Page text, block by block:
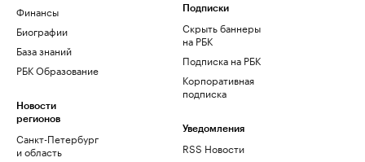
Финансы
Биографии
База знаний
РБК Образование
Новости
регионов
Санкт-Петербург
и область
Подписки
Скрыть баннеры
на РБК
Подписка на РБК
Корпоративная
подписка
Уведомления
RSS Новости